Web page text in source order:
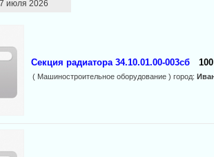
июля 2026
Секция радиатора 34.10.01.00-003сб
( Машиностроительное оборудование ) город: